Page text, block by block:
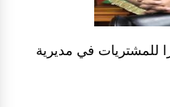
للمشتريات في مديرية